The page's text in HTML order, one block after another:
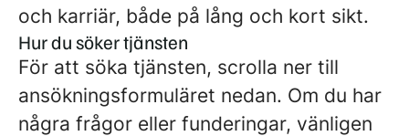
och karriär, både på lång och kort sikt.
Hur du söker tjänsten
För att söka tjänsten, scrolla ner till
ansökningsformuläret nedan. Om du har
några frågor eller funderingar, vänligen